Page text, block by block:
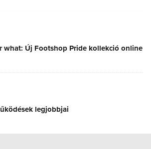
what: Új Footshop Pride kollekció online
legjobbjai